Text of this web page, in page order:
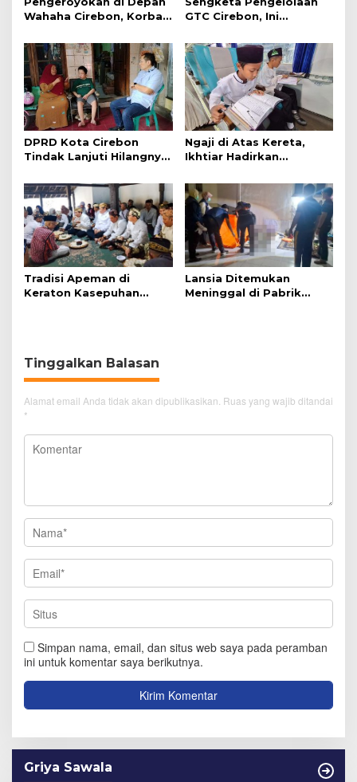
Wahaha Cirebon, Korban
Polisi
GTC Cirebon, Ini
Simanjuntak
DPRD Kota Cirebon
Tindak Lanjuti Hilangnya
Disabilitas
Ngaji di Atas Kereta,
Ikhtiar Hadirkan
Nyaman
Tradisi Apeman di
Keraton Kasepuhan
Lansia Ditemukan
Meninggal di Pabrik
Tinggalkan Balasan
Alamat email Anda tidak akan dipublikasikan. Ruas yang wajib ditandai
*
Simpan nama, email, dan situs web saya pada peramban
ini untuk komentar saya berikutnya.
Griya Sawala